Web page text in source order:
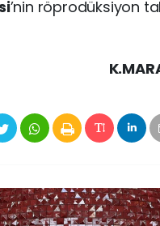
’nin röprodüksiyon